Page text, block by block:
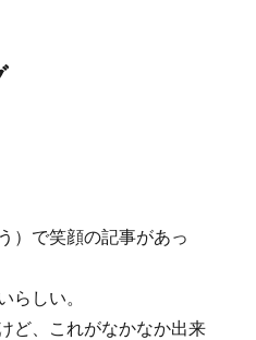
）で笑顔の記事があっ
らしい。
ど、これがなかなか出来